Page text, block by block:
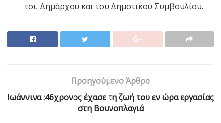
του Δημάρχου και του Δημοτικού Συμβουλίου.
Προηγούμενο Άρθρο
Ιωάννινα :46χρονος έχασε τη ζωή του εν ώρα εργασίας
στη Βουνοπλαγιά